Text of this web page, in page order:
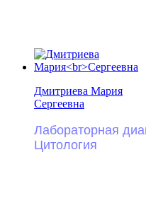
Дмитриева Мария
Сергеевна
Лабораторная
Цитология